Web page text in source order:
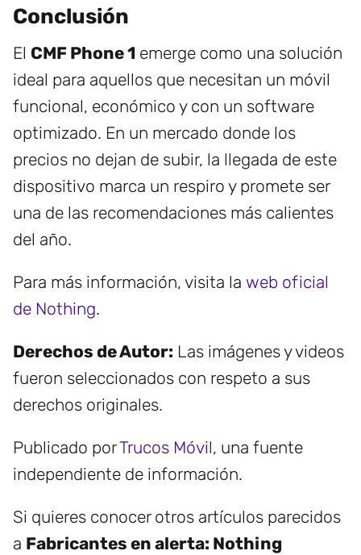
Conclusión
El CMF Phone 1 emerge como una solución
ideal para aquellos que necesitan un móvil
funcional, económico y con un software
optimizado. En un mercado donde los
precios no dejan de subir, la llegada de este
dispositivo marca un respiro y promete ser
una de las recomendaciones más calientes
del año.
Para más información, visita la web oficial
de Nothing.
Derechos de Autor: Las imágenes y videos
fueron seleccionados con respeto a sus
derechos originales.
Publicado porTrucos Móvil, una fuente
independiente de información.
Si quieres conocer otros artículos parecidos
a Fabricantes en alerta: Nothing